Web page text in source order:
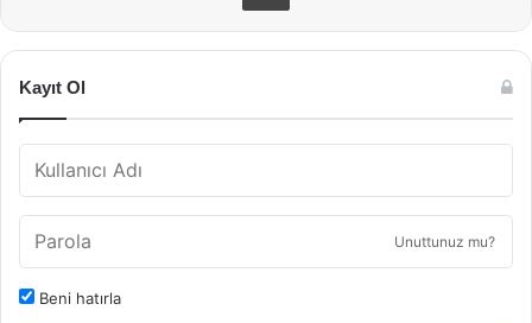
Kayıt Ol
Unuttunuz mu?
Beni hatırla